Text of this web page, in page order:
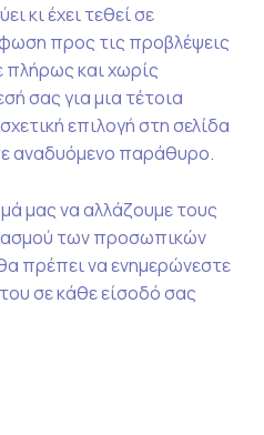
κι έχει τεθεί σε
προς τις προβλέψεις
πλήρως και χωρίς
σας για μια τέτοια
επιλογή στη σελίδα
αναδυόμενο παράθυρο.
μας να αλλάζουμε τους
των προσωπικών
πρέπει να ενημερώνεστε
σε κάθε είσοδό σας